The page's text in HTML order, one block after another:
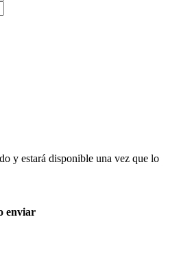
y estará disponible una vez que lo
enviar